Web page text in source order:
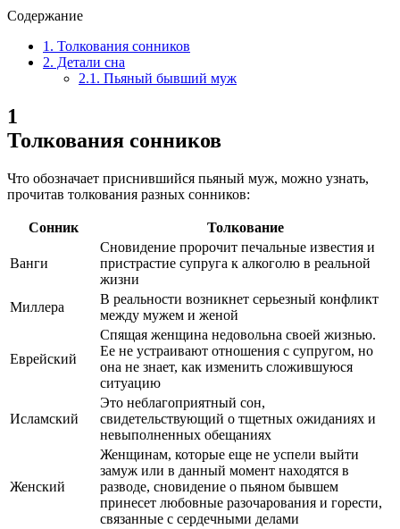
Содержание
1. Толкования сонников
2. Детали сна
2.1. Пьяный бывший муж
1
Толкования сонников
Что обозначает приснившийся пьяный муж, можно узнать,
прочитав толкования разных сонников:
Сонник Толкование
Ванги
Сновидение пророчит печальные известия и
пристрастие супруга к алкоголю в реальной
жизни
Миллера
В реальности возникнет серьезный конфликт
между мужем и женой
Еврейский
Спящая женщина недовольна своей жизнью.
Ее не устраивают отношения с супругом, но
она не знает, как изменить сложившуюся
ситуацию
Исламский
Это неблагоприятный сон,
свидетельствующий о тщетных ожиданиях и
невыполненных обещаниях
Женский
Женщинам, которые еще не успели выйти
замуж или в данный момент находятся в
разводе, сновидение о пьяном бывшем
принесет любовные разочарования и горести,
связанные с сердечными делами